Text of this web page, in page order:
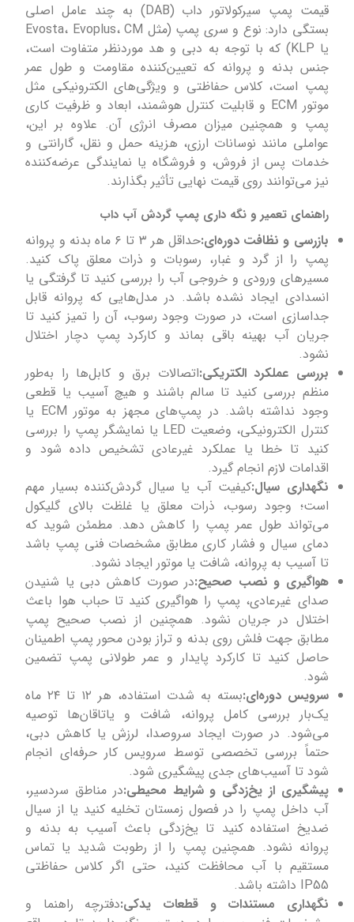
قیمت پمپ سیرکولاتور داب (DAB) به چند عامل اصلی
بستگی دارد: نوع و سری پمپ (مثل Evosta، Evoplus، CM
یا KLP) که با توجه به دبی و هد موردنظر متفاوت است،
جنس بدنه و پروانه که تعیین‌کننده مقاومت و طول عمر
پمپ است، کلاس حفاظتی و ویژگی‌های الکترونیکی مثل
موتور ECM و قابلیت کنترل هوشمند، ابعاد و ظرفیت کاری
پمپ و همچنین میزان مصرف انرژی آن. علاوه بر این،
عواملی مانند نوسانات ارزی، هزینه حمل و نقل، گارانتی و
خدمات پس از فروش، و فروشگاه یا نمایندگی عرضه‌کننده
نیز می‌توانند روی قیمت نهایی تأثیر بگذارند.
راهنمای تعمیر و نگه داری پمپ گردش آب داب
بازرسی و نظافت دوره‌ای:
حداقل هر ۳ تا ۶ ماه بدنه و پروانه
پمپ را از گرد و غبار، رسوبات و ذرات معلق پاک کنید.
مسیرهای ورودی و خروجی آب را بررسی کنید تا گرفتگی یا
انسدادی ایجاد نشده باشد. در مدل‌هایی که پروانه قابل
جداسازی است، در صورت وجود رسوب، آن را تمیز کنید تا
جریان آب بهینه باقی بماند و کارکرد پمپ دچار اختلال
نشود.
بررسی عملکرد الکتریکی:اتصالات برق و کابل‌ها را به‌طور
منظم بررسی کنید تا سالم باشند و هیچ آسیب یا قطعی
وجود نداشته باشد. در پمپ‌های مجهز به موتور ECM یا
کنترل الکترونیکی، وضعیت LED یا نمایشگر پمپ را بررسی
کنید تا خطا یا عملکرد غیرعادی تشخیص داده شود و
اقدامات لازم انجام گیرد.
نگهداری سیال:کیفیت آب یا سیال گردش‌کننده بسیار مهم
است؛ وجود رسوب، ذرات معلق یا غلظت بالای گلیکول
می‌تواند طول عمر پمپ را کاهش دهد. مطمئن شوید که
دمای سیال و فشار کاری مطابق مشخصات فنی پمپ باشد
تا آسیب به پروانه، شافت یا موتور ایجاد نشود.
هواگیری و نصب صحیح:در صورت کاهش دبی یا شنیدن
صدای غیرعادی، پمپ را هواگیری کنید تا حباب هوا باعث
اختلال در جریان نشود. همچنین از نصب صحیح پمپ
مطابق جهت فلش روی بدنه و تراز بودن محور پمپ اطمینان
حاصل کنید تا کارکرد پایدار و عمر طولانی پمپ تضمین
شود.
سرویس دوره‌ای:
بسته به شدت استفاده، هر ۱۲ تا ۲۴ ماه
یک‌بار بررسی کامل پروانه، شافت و یاتاقان‌ها توصیه
می‌شود. در صورت ایجاد سروصدا، لرزش یا کاهش دبی،
حتماً بررسی تخصصی توسط سرویس کار حرفه‌ای انجام
شود تا آسیب‌های جدی پیشگیری شود.
پیشگیری از یخ‌زدگی و شرایط محیطی:در مناطق سردسیر،
آب داخل پمپ را در فصول زمستان تخلیه کنید یا از سیال
ضدیخ استفاده کنید تا یخ‌زدگی باعث آسیب به بدنه و
پروانه نشود. همچنین پمپ را از رطوبت شدید یا تماس
مستقیم با آب محافظت کنید، حتی اگر کلاس حفاظتی
IP55 داشته باشد.
نگهداری مستندات و قطعات یدکی:دفترچه راهنما و